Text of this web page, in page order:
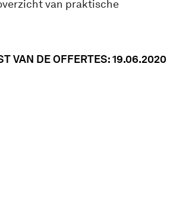
van praktische
VAN DE OFFERTES: 19.06.2020